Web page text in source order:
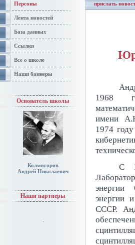
Персоны
Лента новостей
База данных
Ссылки
Все о школе
Наши баннеры
Основатель школы
Колмогоров
Андрей Николаевич
Наши партнеры
прислать
1968
имени
1974
С
энергии
энергии
СССР.